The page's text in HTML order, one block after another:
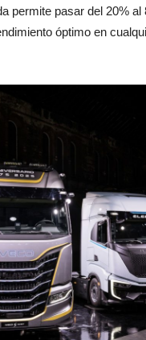
permite pasar del 20%
óptimo en